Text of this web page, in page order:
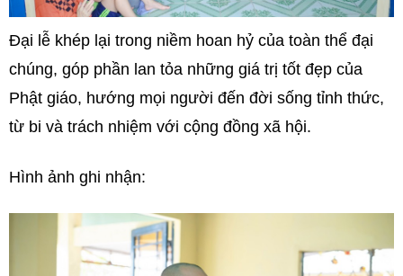
Đại lễ khép lại trong niềm hoan hỷ của toàn thể đại
chúng, góp phần lan tỏa những giá trị tốt đẹp của
Phật giáo, hướng mọi người đến đời sống tỉnh thức,
từ bi và trách nhiệm với cộng đồng xã hội.
Hình ảnh ghi nhận: